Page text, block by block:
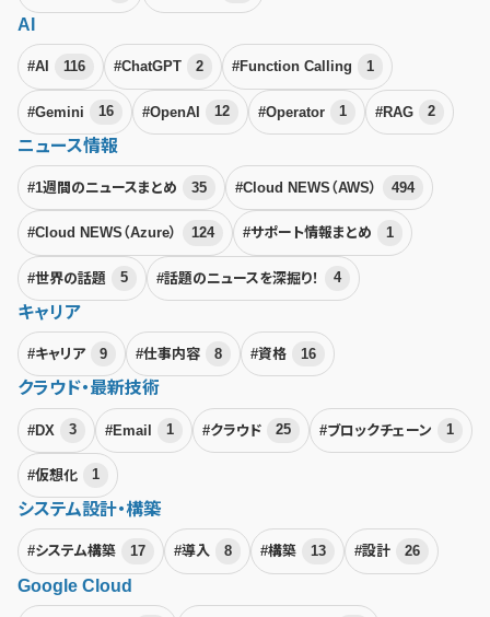
AI
#AI 116 #ChatGPT 2 #Function Calling 1
#Gemini 16 #OpenAI 12 #Operator 1 #RAG 2
ニュース情報
#1週間のニュースまとめ 35 #Cloud NEWS（AWS） 494
#Cloud NEWS（Azure） 124 #サポート情報まとめ 1
#世界の話題 5 #話題のニュースを深掘り！ 4
キャリア
#キャリア 9 #仕事内容 8 #資格 16
クラウド・最新技術
#DX 3 #Email 1 #クラウド 25 #ブロックチェーン 1
#仮想化 1
システム設計・構築
#システム構築 17 #導入 8 #構築 13 #設計 26
Google Cloud